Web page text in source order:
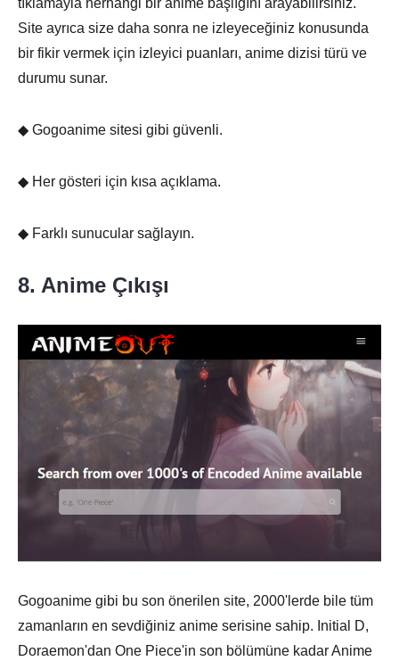
tıklamayla herhangi bir anime başlığını arayabilirsiniz.
Site ayrıca size daha sonra ne izleyeceğiniz konusunda
bir fikir vermek için izleyici puanları, anime dizisi türü ve
durumu sunar.
◆ Gogoanime sitesi gibi güvenli.
◆ Her gösteri için kısa açıklama.
◆ Farklı sunucular sağlayın.
8. Anime Çıkışı
Gogoanime gibi bu son önerilen site, 2000'lerde bile tüm
zamanların en sevdiğiniz anime serisine sahip. Initial D,
Doraemon'dan One Piece'in son bölümüne kadar Anime